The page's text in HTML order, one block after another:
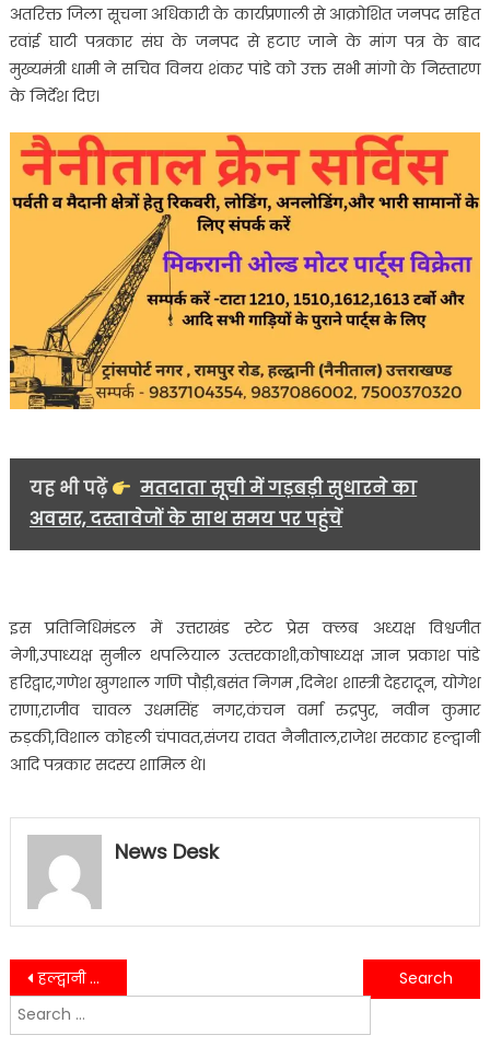
अतरिक्त जिला सूचना अधिकारी के कार्यप्रणाली से आक्रोशित जनपद सहित
रवांई घाटी पत्रकार संघ के जनपद से हटाए जाने के मांग पत्र के बाद
मुख्यमंत्री धामी ने सचिव विनय शंकर पांडे को उक्त सभी मांगो के निस्तारण
के निर्देश दिए।
यह भी पढ़ें
मतदाता सूची में गड़बड़ी सुधारने का
अवसर, दस्तावेजों के साथ समय पर पहुंचें
इस प्रतिनिधिमंडल में उत्तराखंड स्टेट प्रेस क्लब अध्यक्ष विश्वजीत
नेगी,उपाध्यक्ष सुनील थपलियाल उत्त्तरकाशी,कोषाध्यक्ष ज्ञान प्रकाश पांडे
हरिद्वार,गणेश खुगशाल गणि पौड़ी,बसंत निगम ,दिनेश शास्त्री देहरादून, योगेश
राणा,राजीव चावल उधमसिंह नगर,कंचन वर्मा रुद्रपुर, नवीन कुमार
रुड़की,विशाल कोहली चंपावत,संजय रावत नैनीताल,राजेश सरकार हल्द्वानी
आदि पत्रकार सदस्य शामिल थे।
News Desk
Post
navigation
हल्द्वानी में आयोजित हुई पत्रकार वार्ता नई DM वंदना ने दी आगामी योजनाओं की जानकारी……
सेमल चिरान की चोरी कर ले जाते हुए छोटा हाथी वाहन को वन सुरक्षा दल ने किया सीज…….
Search
for: